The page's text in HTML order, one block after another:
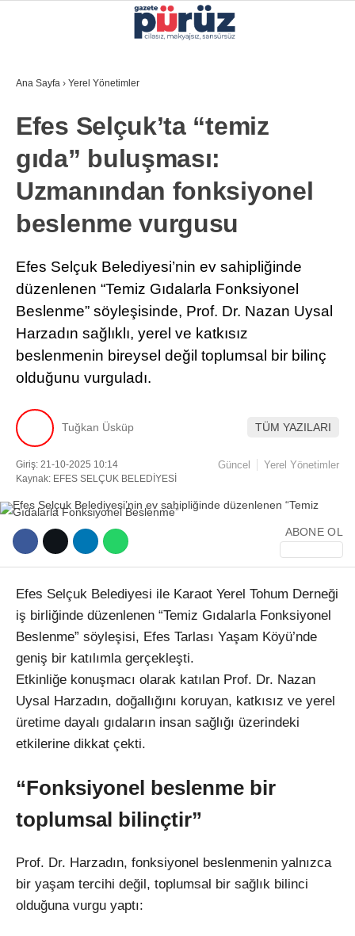
WhatsApp İhbar Hattı
Instagram
Youtube
YEREL YÖNETIMLER
GÜNCEL
EKONOMI
POLITIKA
KÜLTÜR-SANAT
DIĞER
Ana Sayfa › Yerel Yönetimler
Efes Selçuk’ta “temiz
gıda” buluşması:
Uzmanından fonksiyonel
beslenme vurgusu
Efes Selçuk Belediyesi’nin ev sahipliğinde
düzenlenen “Temiz Gıdalarla Fonksiyonel
Beslenme” söyleşisinde, Prof. Dr. Nazan Uysal
Harzadın sağlıklı, yerel ve katkısız
beslenmenin bireysel değil toplumsal bir bilinç
olduğunu vurguladı.
Tuğkan Üsküp TÜM YAZILARI
Giriş: 21-10-2025 10:14
Kaynak: EFES SELÇUK BELEDİYESİ
Güncel Yerel Yönetimler
ABONE OL
Efes Selçuk Belediyesi ile Karaot Yerel Tohum Derneği
iş birliğinde düzenlenen “Temiz Gıdalarla Fonksiyonel
Beslenme” söyleşisi, Efes Tarlası Yaşam Köyü’nde
geniş bir katılımla gerçekleşti.
Etkinliğe konuşmacı olarak katılan Prof. Dr. Nazan
Uysal Harzadın, doğallığını koruyan, katkısız ve yerel
üretime dayalı gıdaların insan sağlığı üzerindeki
etkilerine dikkat çekti.
“Fonksiyonel beslenme bir
toplumsal bilinçtir”
Prof. Dr. Harzadın, fonksiyonel beslenmenin yalnızca
bir yaşam tercihi değil, toplumsal bir sağlık bilinci
olduğuna vurgu yaptı: